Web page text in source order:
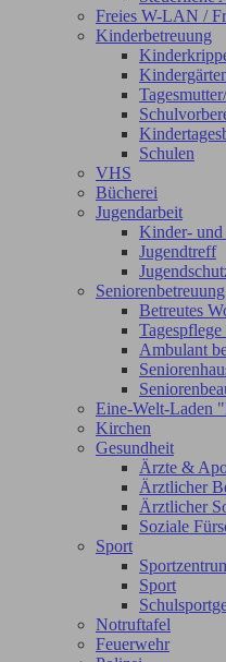
Freies W-LAN /
Kinderbetreuung
Schulen
VHS
Bücherei
Jugendarbeit
Kinder- und
Jugendtreff
Seniorenbetreuung
Betreutes
Ambulant
Eine-Welt-Laden
Kirchen
Gesundheit
Ärzte &
Ärztlicher
Ärztlicher
Soziale
Sport
Sport
Notruftafel
Feuerwehr